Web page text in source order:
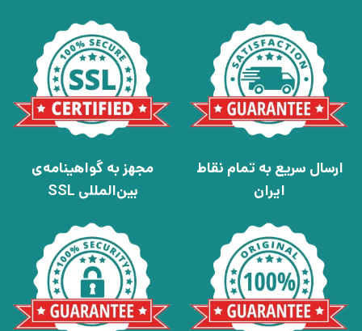
ارسال سریع به تمام نقاط
ایران
مجهز به گواهینامه‌ی
بین‌المللی SSL